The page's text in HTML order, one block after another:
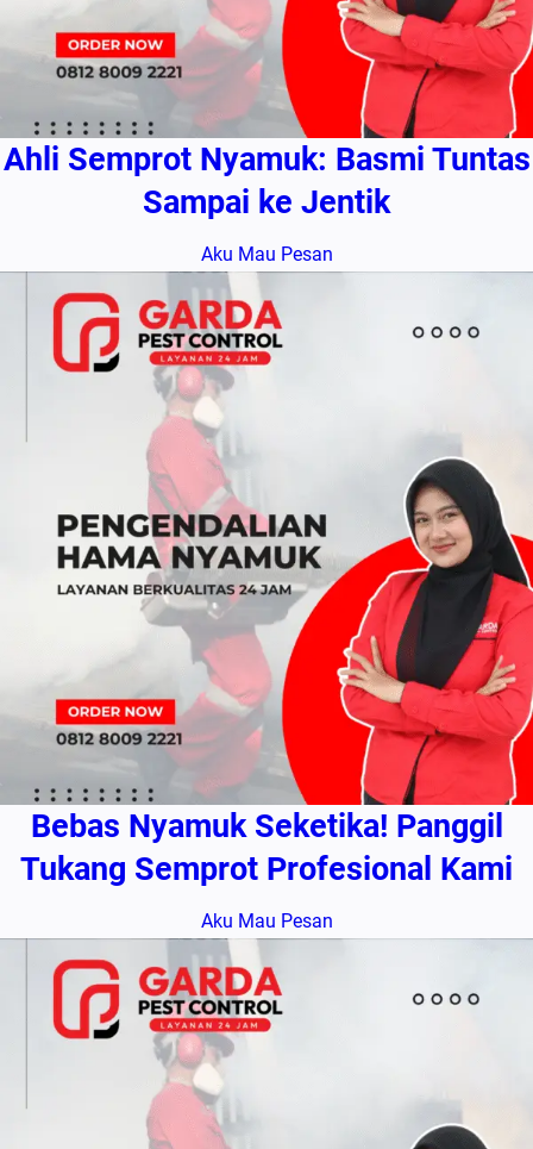
Ahli Semprot Nyamuk: Basmi Tuntas
Sampai ke Jentik
Aku Mau Pesan
Bebas Nyamuk Seketika! Panggil
Tukang Semprot Profesional Kami
Aku Mau Pesan